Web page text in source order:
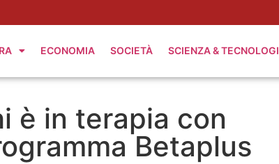
ECONOMIA SOCIETÀ SCIENZA &
è in terapia con
Betaplus